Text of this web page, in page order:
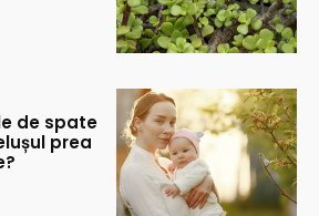
de spate
prea